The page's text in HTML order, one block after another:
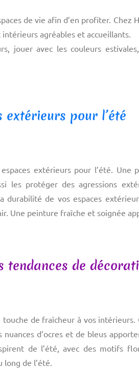
de vie afin d’en profiter.
agréables et accueillants.
jouer avec les couleurs
pour l’été
extérieurs pour l’été.
les protéger des agressions
de vos espaces
Une peinture fraîche et soignée
tendances de
de fraîcheur à vos
d’ocres et de bleus
de l’été, avec des motifs
de l’été.